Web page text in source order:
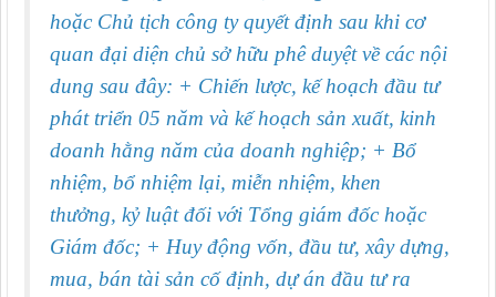
hoặc Chủ tịch công ty quyết định sau khi cơ
quan đại diện chủ sở hữu phê duyệt về các nội
dung sau đây: + Chiến lược, kế hoạch đầu tư
phát triển 05 năm và kế hoạch sản xuất, kinh
doanh hằng năm của doanh nghiệp; + Bổ
nhiệm, bổ nhiệm lại, miễn nhiệm, khen
thưởng, kỷ luật đối với Tổng giám đốc hoặc
Giám đốc; + Huy động vốn, đầu tư, xây dựng,
mua, bán tài sản cố định, dự án đầu tư ra